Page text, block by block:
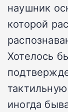
наушник
которой
Хотелось
иногда